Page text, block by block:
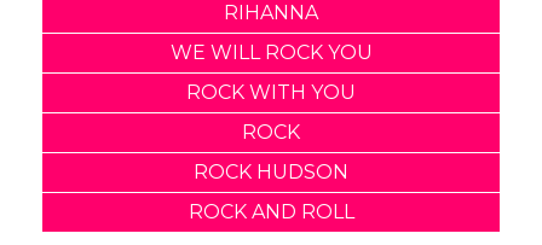
RIHANNA
WE WILL ROCK YOU
ROCK WITH YOU
ROCK
ROCK HUDSON
ROCK AND ROLL